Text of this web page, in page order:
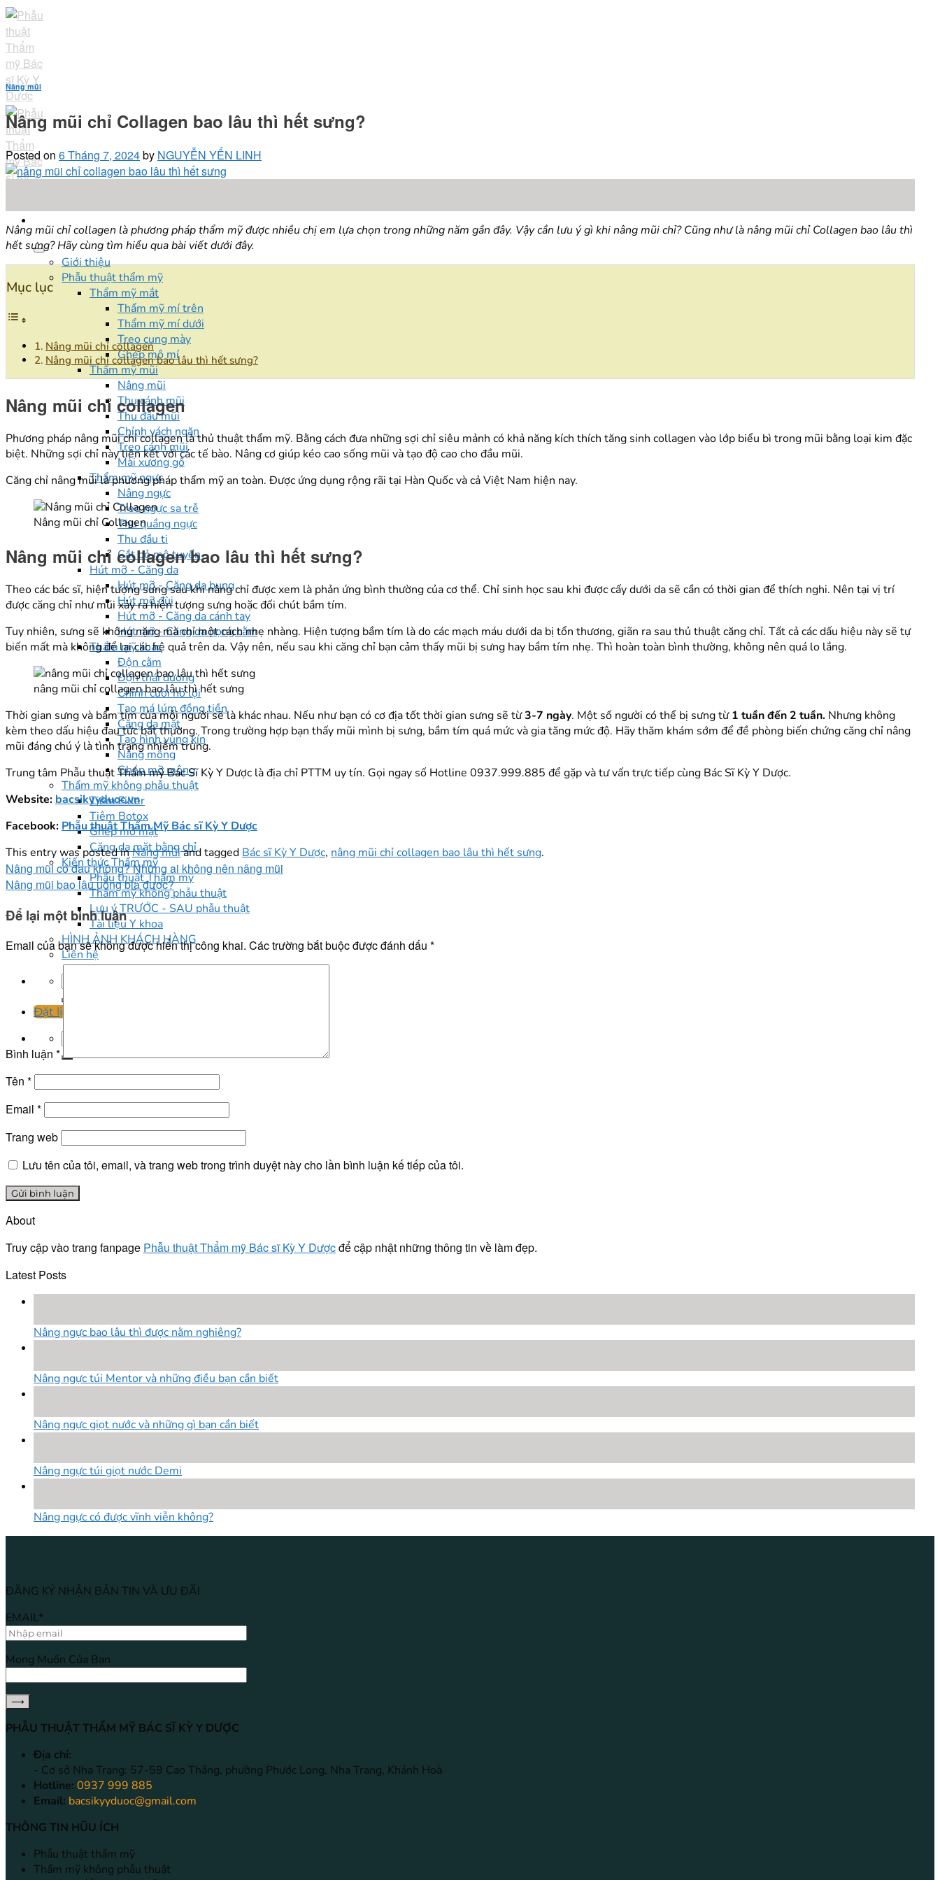
Skip
to
content
Giới thiệu
Phẫu thuật thẩm mỹ
Thẩm mỹ mắt
Thẩm mỹ mí trên
Thẩm mỹ mí dưới
Treo cung mày
Ghép mô mí
Thẩm mỹ mũi
Nâng mũi
Thu cánh mũi
Thu đầu mũi
Chỉnh vách ngăn
Treo cánh mũi
Mài xương gồ
Thẩm mỹ ngực
Nâng ngực
Treo ngực sa trễ
Thu quầng ngực
Thu đầu ti
Cắt bỏ mô tuyến
Hút mỡ - Căng da
Hút mỡ - Căng da bụng
Hút mỡ đùi
Hút mỡ - Căng da cánh tay
Hút mỡ - Căng da nọng cằm
Thẩm mỹ khác
Độn cằm
Độn thái dương
Chỉnh cười hở lợi
Tạo má lúm đồng tiền
Căng da mặt
Tạo hình vùng kín
Nâng mông
Ghép mỡ mông
Thẩm mỹ không phẫu thuật
Tiêm Filler
Tiêm Botox
Ghép mỡ mặt
Căng da mặt bằng chỉ
Kiến thức Thẩm mỹ
Phẫu thuật Thẩm mỹ
Thẩm mỹ không phẫu thuật
Lưu ý TRƯỚC - SAU phẫu thuật
Tài liệu Y khoa
HÌNH ẢNH KHÁCH HÀNG
Liên hệ
Đặt lịch ngay
Nâng mũi
Nâng mũi chỉ Collagen bao lâu thì hết sưng?
Posted on 6 Tháng 7, 2024by NGUYỄN YẾN LINH
Nâng mũi chỉ collagen là phương pháp thẩm mỹ được nhiều chị em lựa chọn trong những năm gần đây. Vậy cần lưu ý gì khi nâng mũi chỉ? Cũng như là nâng mũi chỉ Collagen bao lâu thì
hết sưng? Hãy cùng tìm hiểu qua bài viết dưới đây.
Mục lục
Nâng mũi chỉ collagen
Nâng mũi chỉ collagen bao lâu thì hết sưng?
Nâng mũi chỉ collagen
Phương pháp nâng mũi chỉ collagen là thủ thuật thẩm mỹ. Bằng cách đưa những sợi chỉ siêu mảnh có khả năng kích thích tăng sinh collagen vào lớp biểu bì trong mũi bằng loại kim đặc
biệt. Những sợi chỉ này liên kết với các tế bào. Nâng cơ giúp kéo cao sống mũi và tạo độ cao cho đầu mũi.
Căng chỉ nâng mũi là phương pháp thẩm mỹ an toàn. Được ứng dụng rộng rãi tại Hàn Quốc và cả Việt Nam hiện nay.
Nâng mũi chỉ Collagen
Nâng mũi chỉ collagen bao lâu thì hết sưng?
Theo các bác sĩ, hiện tượng sưng sau khi nâng chỉ được xem là phản ứng bình thường của cơ thể. Chỉ sinh học sau khi được cấy dưới da sẽ cần có thời gian để thích nghi. Nên tại vị trí
được căng chỉ như mũi xảy ra hiện tượng sưng hoặc đối chút bầm tím.
Tuy nhiên, sưng sẽ không nặng mà chỉ một cách nhẹ nhàng. Hiện tượng bầm tím là do các mạch máu dưới da bị tổn thương, giãn ra sau thủ thuật căng chỉ. Tất cả các dấu hiệu này sẽ tự
biến mất mà không để lại các hệ quả trên da. Vậy nên, nếu sau khi căng chỉ bạn cảm thấy mũi bị sưng hay bầm tím nhẹ. Thì hoàn toàn bình thường, không nên quá lo lắng.
nâng mũi chỉ collagen bao lâu thì hết sưng
Thời gian sưng và bầm tím của mỗi người sẽ là khác nhau. Nếu như bạn có cơ địa tốt thời gian sưng sẽ từ3-7 ngày. Một số người có thể bị sưng từ1 tuần đến 2 tuần. Nhưng không
kèm theo dấu hiệu đau tức bất thường. Trong trường hợp bạn thấy mũi mình bị sưng, bầm tím quá mức và gia tăng mức độ. Hãy thăm khám sớm để đề phòng biến chứng căng chỉ nâng
mũi đáng chú ý là tình trạng nhiễm trùng.
Trung tâm Phẫu thuật Thẩm mỹ Bác Sĩ Kỳ Y Dược là địa chỉ PTTM uy tín. Gọi ngay số Hotline 0937.999.885 để gặp và tư vấn trực tiếp cùng Bác Sĩ Kỳ Y Dược.
Website: bacsikyyduoc.vn
Facebook: Phẫu thuật Thẩm Mỹ Bác sĩ Kỳ Y Dược
This entry was posted inNâng mũiand tagged Bác sĩ Kỳ Y Dược, nâng mũi chỉ collagen bao lâu thì hết sưng.
Nâng mũi có đau không? Những ai không nên nâng mũi
Nâng mũi bao lâu uống bia được?
Để lại một bình luận
Email của bạn sẽ không được hiển thị công khai. Các trường bắt buộc được đánh dấu *
Bình luận *
Tên *
Email *
Trang web
Lưu tên của tôi, email, và trang web trong trình duyệt này cho lần bình luận kế tiếp của tôi.
About
Truy cập vào trang fanpage Phẫu thuật Thẩm mỹ Bác sĩ Kỳ Y Dượcđể cập nhật những thông tin về làm đẹp.
Latest Posts
Nâng ngực bao lâu thì được nằm nghiêng?
Nâng ngực túi Mentor và những điều bạn cần biết
Nâng ngực giọt nước và những gì bạn cần biết
Nâng ngực túi giọt nước Demi
Nâng ngực có được vĩnh viễn không?
ĐĂNG KÝ NHẬN BẢN TIN VÀ ƯU ĐÃI
EMAIL*
Mong Muốn Của Bạn
PHẪU THUẬT THẨM MỸ BÁC SĨ KỲ Y DƯỢC
Địa chỉ:
- Cơ sở Nha Trang: 57-59 Cao Thắng, phường Phước Long, Nha Trang, Khánh Hoà
Hotline: 0937 999 885
Email: bacsikyyduoc@gmail.com
THÔNG TIN HŨU ÍCH
Phẫu thuật thẩm mỹ
Thẩm mỹ không phẫu thuật